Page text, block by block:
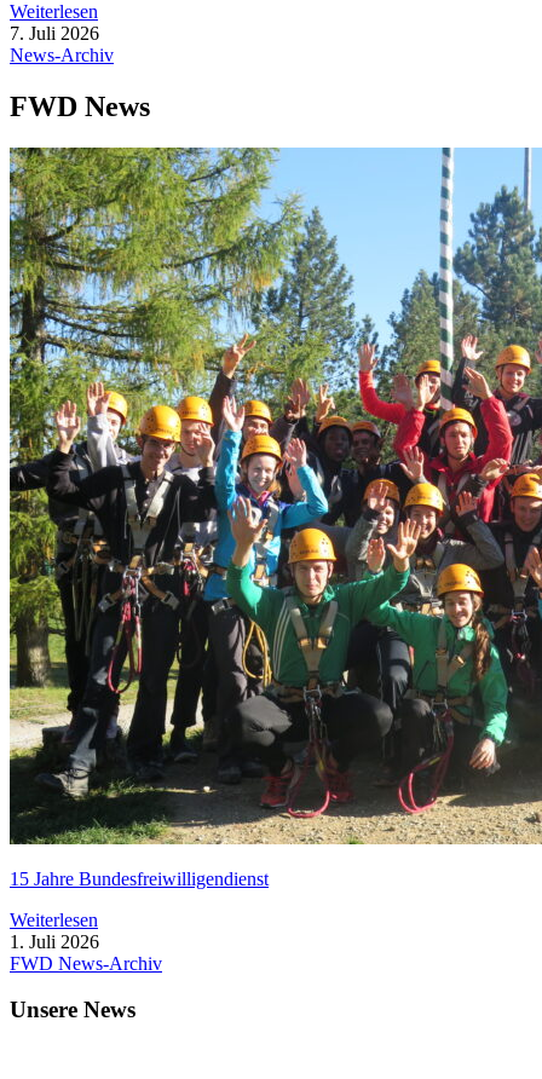
Wei­ter­le­sen
7. Juli 2026
News-Archiv
FWD News
15 Jahre Bun­des­frei­wil­li­gen­dienst
Wei­ter­le­sen
1. Juli 2026
FWD News-Archiv
Unsere News